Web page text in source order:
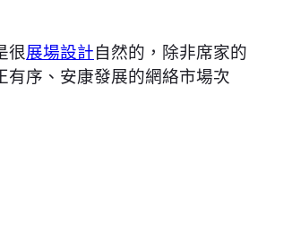
很展場設計自然的，除非席家的
序、安康發展的網絡市場次